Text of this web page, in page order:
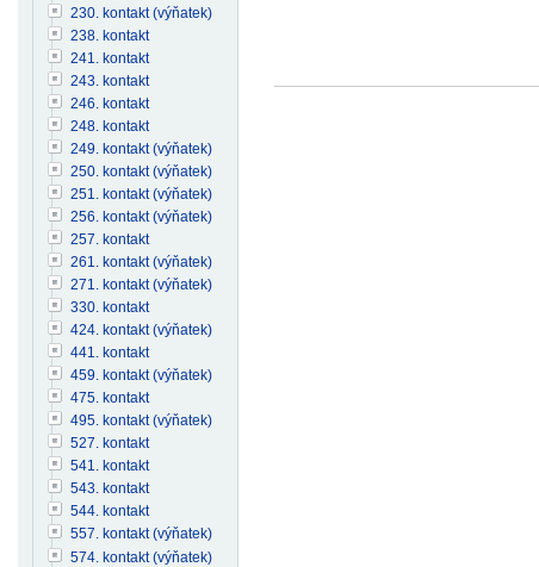
230. kontakt (výňatek)
238. kontakt
241. kontakt
243. kontakt
246. kontakt
248. kontakt
249. kontakt (výňatek)
250. kontakt (výňatek)
251. kontakt (výňatek)
256. kontakt (výňatek)
257. kontakt
261. kontakt (výňatek)
271. kontakt (výňatek)
330. kontakt
424. kontakt (výňatek)
441. kontakt
459. kontakt (výňatek)
475. kontakt
495. kontakt (výňatek)
527. kontakt
541. kontakt
543. kontakt
544. kontakt
557. kontakt (výňatek)
574. kontakt (výňatek)